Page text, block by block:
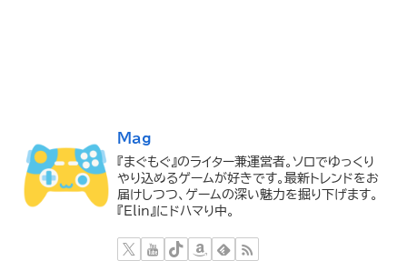
Mag
『まぐもぐ』のライター兼運営者。ソロでゆっくり
やり込めるゲームが好きです。最新トレンドをお
届けしつつ、ゲームの深い魅力を掘り下げます。
『Elin』にドハマり中。